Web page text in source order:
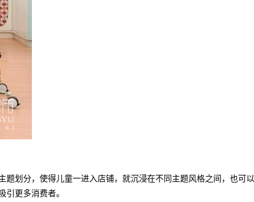
划分，使得儿童一进入店铺，就沉浸在不同主题风格之间，也可以
引更多消费者。